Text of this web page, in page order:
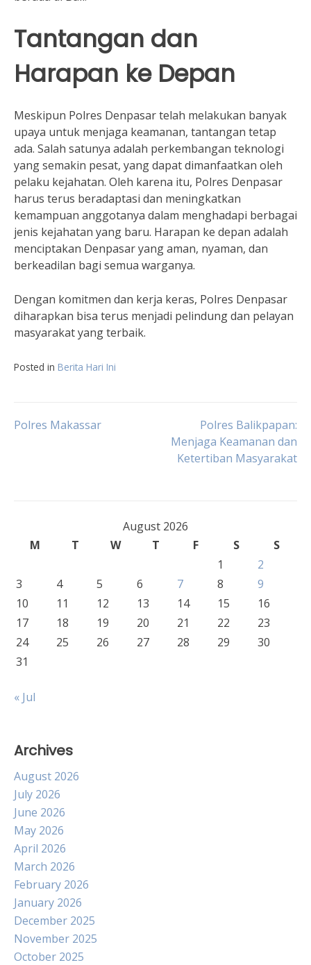
Tantangan dan
Harapan ke Depan
Meskipun Polres Denpasar telah melakukan banyak
upaya untuk menjaga keamanan, tantangan tetap
ada. Salah satunya adalah perkembangan teknologi
yang semakin pesat, yang dapat dimanfaatkan oleh
pelaku kejahatan. Oleh karena itu, Polres Denpasar
harus terus beradaptasi dan meningkatkan
kemampuan anggotanya dalam menghadapi berbagai
jenis kejahatan yang baru. Harapan ke depan adalah
menciptakan Denpasar yang aman, nyaman, dan
berkeadilan bagi semua warganya.
Dengan komitmen dan kerja keras, Polres Denpasar
diharapkan bisa terus menjadi pelindung dan pelayan
masyarakat yang terbaik.
Posted in Berita Hari Ini
Post
Polres Makassar
Polres Balikpapan:
Menjaga Keamanan dan
Ketertiban Masyarakat
August 2026
M
T W T F S
S
1
2
3
4 5 6 7 8
9
10
11 12 13 14 15
16
17
18 19 20 21 22
23
24
25 26 27 28 29
30
31
« Jul
Archives
August 2026
July 2026
June 2026
May 2026
April 2026
March 2026
February 2026
January 2026
December 2025
November 2025
October 2025